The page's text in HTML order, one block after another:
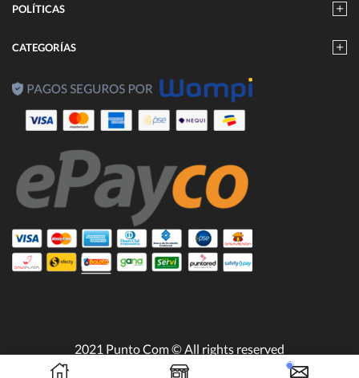
POLÍTICAS
CATEGORÍAS
2021 Punto Com © All rights reserved